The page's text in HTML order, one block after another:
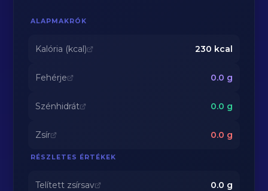
ALAPMAKRÓK
Kalória (kcal) 230 kcal
Fehérje 0.0 g
Szénhidrát 0.0 g
Zsír 0.0 g
RÉSZLETES ÉRTÉKEK
Telített zsírsav 0.0 g